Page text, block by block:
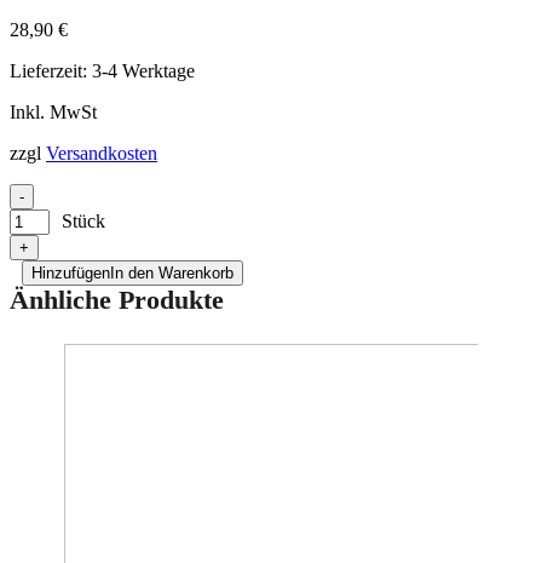
28,90 €
Lieferzeit: 3-4 Werktage
Inkl. MwSt
zzgl Versandkosten
-
Stück
+
HinzufügenIn den Warenkorb
Änhliche Produkte